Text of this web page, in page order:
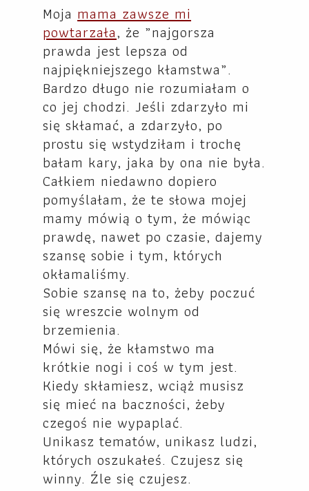
Moja mama zawsze mi
powtarzała, że „najgorsza
prawda jest lepsza od
najpiękniejszego kłamstwa”.
Bardzo długo nie rozumiałam o
co jej chodzi. Jeśli zdarzyło mi
się skłamać, a zdarzyło, po
prostu się wstydziłam i trochę
bałam kary, jaka by ona nie była.
Całkiem niedawno dopiero
pomyślałam, że te słowa mojej
mamy mówią o tym, że mówiąc
prawdę, nawet po czasie, dajemy
szansę sobie i tym, których
okłamaliśmy.
Sobie szansę na to, żeby poczuć
się wreszcie wolnym od
brzemienia.
Mówi się, że kłamstwo ma
krótkie nogi i coś w tym jest.
Kiedy skłamiesz, wciąż musisz
się mieć na baczności, żeby
czegoś nie wypaplać.
Unikasz tematów, unikasz ludzi,
których oszukałeś. Czujesz się
winny. Źle się czujesz.